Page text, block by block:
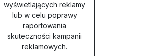
wyświetlających reklamy
lub w celu poprawy
raportowania
skuteczności kampanii
reklamowych.